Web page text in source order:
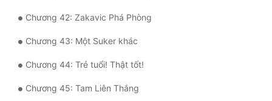
Chương 42: Zakavic Phá Phòng
Chương 43: Một Suker khác
Chương 44: Trẻ tuổi! Thật tốt!
Chương 45: Tam Liên Thắng